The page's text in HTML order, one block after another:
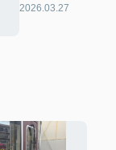
2026.03.27